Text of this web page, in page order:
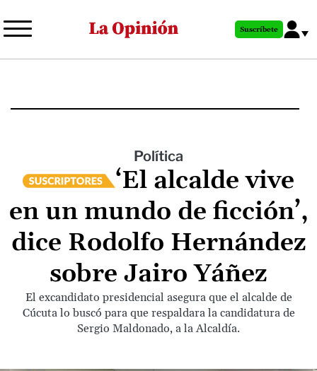
al
principal
Suscríbete
Política
‘El alcalde vive
en un mundo de ficción’,
dice Rodolfo Hernández
sobre Jairo Yáñez
El excandidato presidencial asegura que el alcalde de
Cúcuta lo buscó para que respaldara la candidatura de
Sergio Maldonado, a la Alcaldía.